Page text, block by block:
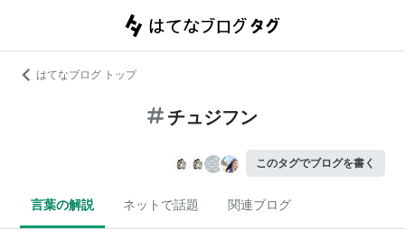
はてなブログ トップ
チュジフン
このタグでブログを書く
言葉の解説 ネットで話題 関連ブログ